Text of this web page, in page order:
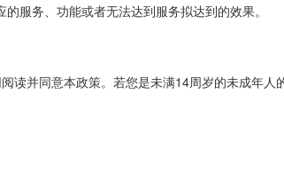
服务、功能或者无法达到服务拟达到的效果。
并同意本政策。若您是未满14周岁的未成年